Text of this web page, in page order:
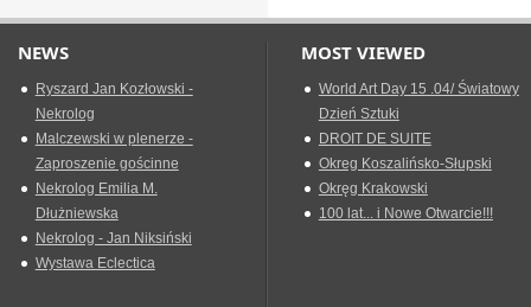
NEWS
Ryszard Jan Kozłowski -
Nekrolog
Malczewski w plenerze -
Zaproszenie gościnne
Nekrolog Emilia M.
Dłużniewska
Nekrolog - Jan Niksiński
Wystawa Eclectica
MOST VIEWED
World Art Day 15 .04/ Światowy
Dzień Sztuki
DROIT DE SUITE
Okreg Koszalińsko-Słupski
Okręg Krakowski
100 lat... i Nowe Otwarcie!!!